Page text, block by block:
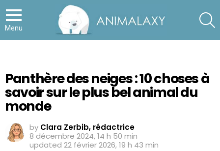
Menu
Panthère des neiges : 10 choses à
savoir sur le plus bel animal du
monde
by Clara Zerbib, rédactrice
8 décembre 2024, 14 h 50 min
updated 22 février 2026, 19 h 43 min